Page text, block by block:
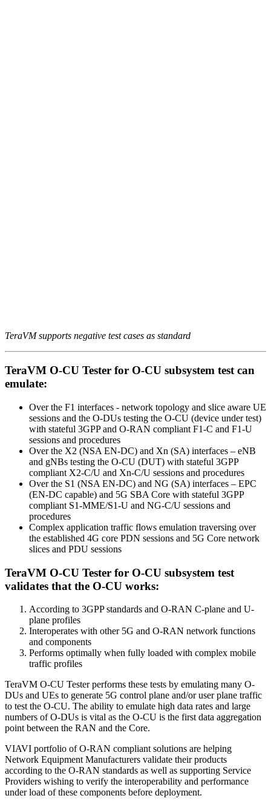
TeraVM supports negative test cases as standard
TeraVM O-CU Tester for O-CU subsystem test can
emulate:
Over the F1 interfaces - network topology and slice aware UE
sessions and the O-DUs testing the O-CU (device under test)
with stateful 3GPP and O-RAN compliant F1-C and F1-U
sessions and procedures
Over the X2 (NSA EN-DC) and Xn (SA) interfaces – eNB
and gNBs testing the O-CU (DUT) with stateful 3GPP
compliant X2-C/U and Xn-C/U sessions and procedures
Over the S1 (NSA EN-DC) and NG (SA) interfaces – EPC
(EN-DC capable) and 5G SBA Core with stateful 3GPP
compliant S1-MME/S1-U and NG-C/U sessions and
procedures
Complex application traffic flows emulation traversing over
the established 4G core PDN sessions and 5G Core network
slices and PDU sessions
TeraVM O-CU Tester for O-CU subsystem test
validates that the O-CU works:
According to 3GPP standards and O-RAN C-plane and U-
plane profiles
Interoperates with other 5G and O-RAN network functions
and components
Performs optimally when fully loaded with complex mobile
traffic profiles
TeraVM O-CU Tester performs these tests by emulating many O-
DUs and UEs to generate 5G control plane and/or user plane traffic
to test the O-CU. The ability to emulate high data rates and large
numbers of O-DUs is vital as the O-CU is the first data aggregation
point between the RAN and the Core.
VIAVI portfolio of O-RAN compliant solutions are helping
Network Equipment Manufacturers validate their products
according to the O-RAN standards as well as supporting Service
Providers wishing to verify the interoperability and performance
under load of these components before deployment.